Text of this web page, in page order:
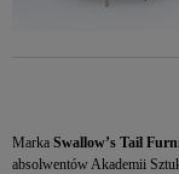
Marka Swallow’s Tail
absolwentów Akademii